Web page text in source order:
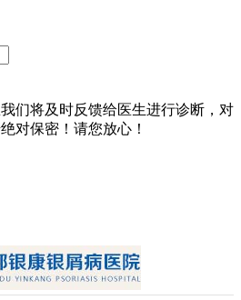
们将及时反馈给医生进行诊断，对
对保密！请您放心！